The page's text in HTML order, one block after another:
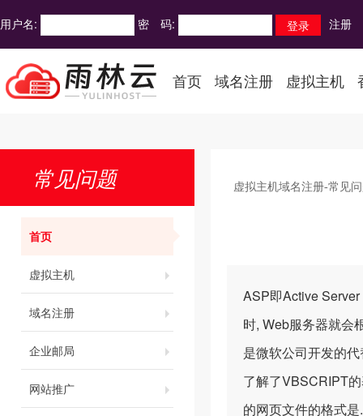
用户名: 密 码: 注册
首页 域名注册 虚拟主机
常见问题
首页
虚拟主机
域名注册
企业邮局
网站推广
虚拟主机域名注册-常见
ASP即Active
时, Web服务器就会
是微软公司开发的
了解了VBSCRIPT
的网页文件的格式